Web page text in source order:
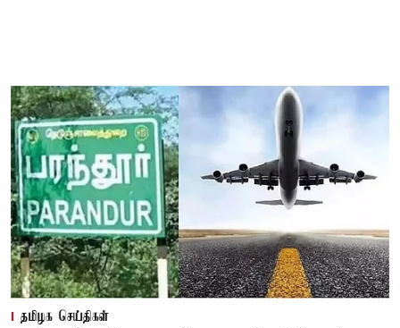
தமிழக செய்திகள்